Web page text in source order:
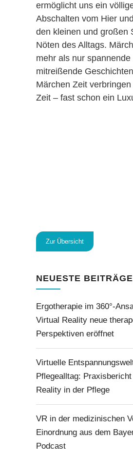
ermöglicht uns ein
Abschalten vom Hier
den kleinen und großen
Nöten des Alltags.
mehr als nur spannende
mitreißende
Märchen Zeit
Zeit – fast schon ein
Zur Übersicht
NEUESTE BEITRÄGE
Ergotherapie im 360°-
Virtual Reality neue
Perspektiven eröffnet
Virtuelle
Pflegealltag:
Reality in der Pflege
VR in der medizinischen
Einordnung aus dem
Podcast